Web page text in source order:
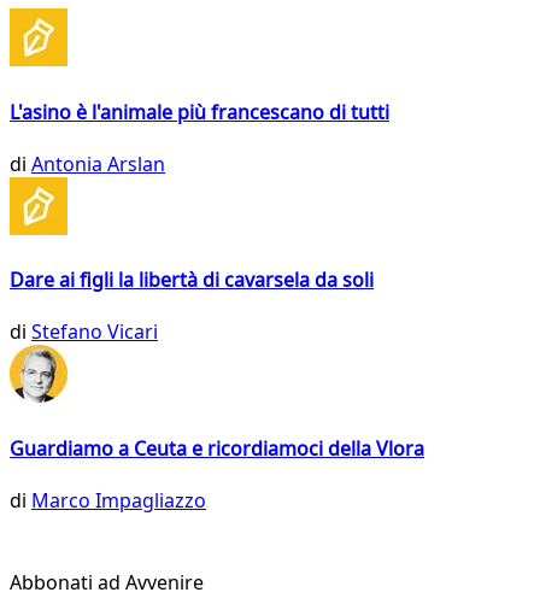
L'asino è l'animale più francescano di tutti
di Antonia Arslan
Dare ai figli la libertà di cavarsela da soli
di Stefano Vicari
Guardiamo a Ceuta e ricordiamoci della Vlora
di Marco Impagliazzo
Abbonati ad Avvenire